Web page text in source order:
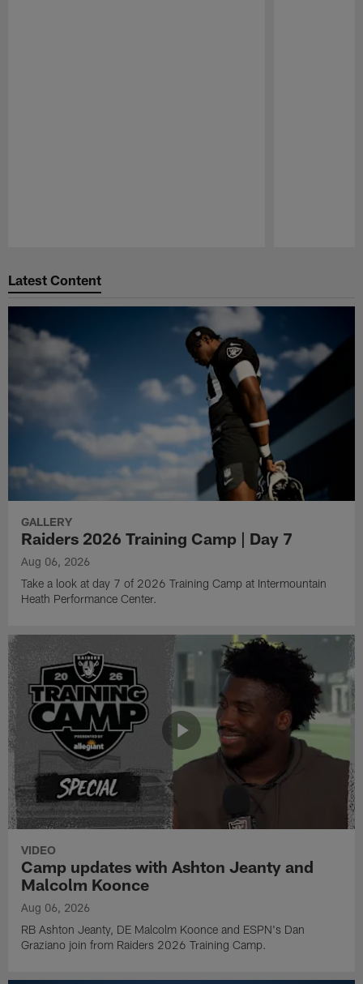
Latest Content
GALLERY
Raiders 2026 Training Camp | Day 7
Aug 06, 2026
Take a look at day 7 of 2026 Training Camp at Intermountain
Heath Performance Center.
VIDEO
Camp updates with Ashton Jeanty and
Malcolm Koonce
Aug 06, 2026
RB Ashton Jeanty, DE Malcolm Koonce and ESPN's Dan
Graziano join from Raiders 2026 Training Camp.